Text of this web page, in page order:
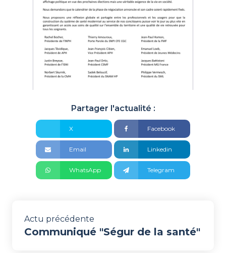
Partager l'actualité :
X Facebook
Email Linkedin
WhatsApp Telegram
Actu précédente
Communiqué "Ségur de la santé"